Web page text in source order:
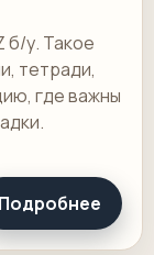
б/у. Такое
тетради,
где важны
Подробнее